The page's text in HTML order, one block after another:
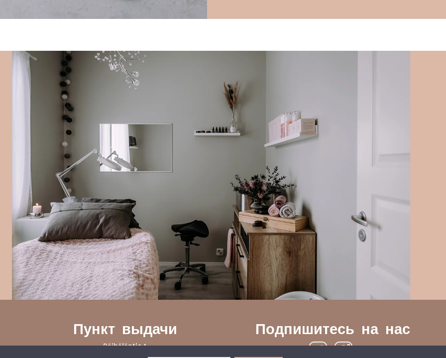
Пункт выдачи
Räihäläntie 1
Подпишитесь на нас